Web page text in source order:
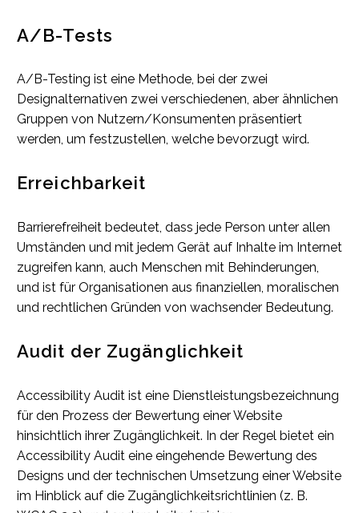
A/B-Tests
A/B-Testing ist eine Methode, bei der zwei
Designalternativen zwei verschiedenen, aber ähnlichen
Gruppen von Nutzern/Konsumenten präsentiert
werden, um festzustellen, welche bevorzugt wird.
Erreichbarkeit
Barrierefreiheit bedeutet, dass jede Person unter allen
Umständen und mit jedem Gerät auf Inhalte im Internet
zugreifen kann, auch Menschen mit Behinderungen,
und ist für Organisationen aus finanziellen, moralischen
und rechtlichen Gründen von wachsender Bedeutung.
Audit der Zugänglichkeit
Accessibility Audit ist eine Dienstleistungsbezeichnung
für den Prozess der Bewertung einer Website
hinsichtlich ihrer Zugänglichkeit. In der Regel bietet ein
Accessibility Audit eine eingehende Bewertung des
Designs und der technischen Umsetzung einer Website
im Hinblick auf die Zugänglichkeitsrichtlinien (z. B.